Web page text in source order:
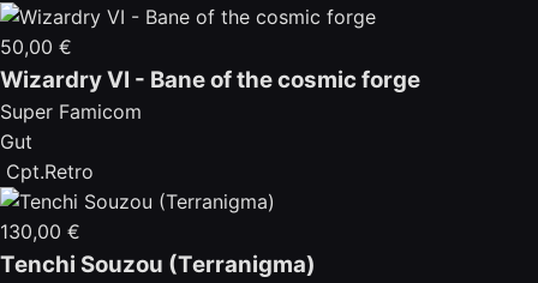
50,00 €
Wizardry VI - Bane of the cosmic forge
Super Famicom
Gut
Cpt.Retro
130,00 €
Tenchi Souzou (Terranigma)